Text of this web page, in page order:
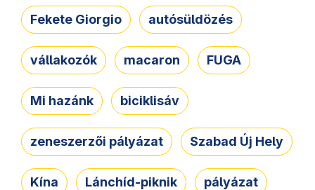
Fekete Giorgio autósüldözés
vállakozók macaron FUGA
Mi hazánk biciklisáv
zeneszerzői pályázat Szabad Új Hely
Kína Lánchíd-piknik pályázat